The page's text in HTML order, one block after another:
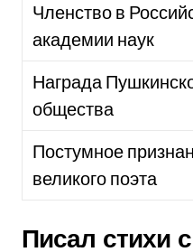
Членство в
академии наук
Награда
общества
Постумное
великого поэта
Писал стихи